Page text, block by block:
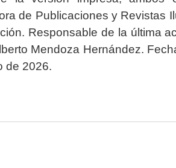
de Publicaciones y Revistas
Responsable de la última
Mendoza Hernández.
de 2026.